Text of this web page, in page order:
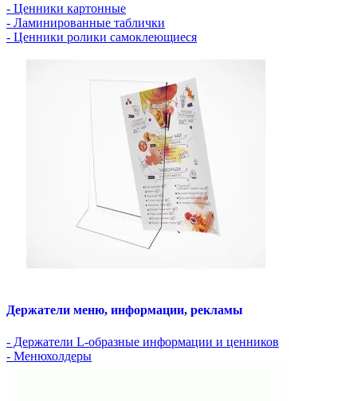
- Ценники картонные
- Ламинированные таблички
- Ценники ролики самоклеющиеся
Держатели меню, информации, рекламы
- Держатели L-образные информации и ценников
- Менюхолдеры